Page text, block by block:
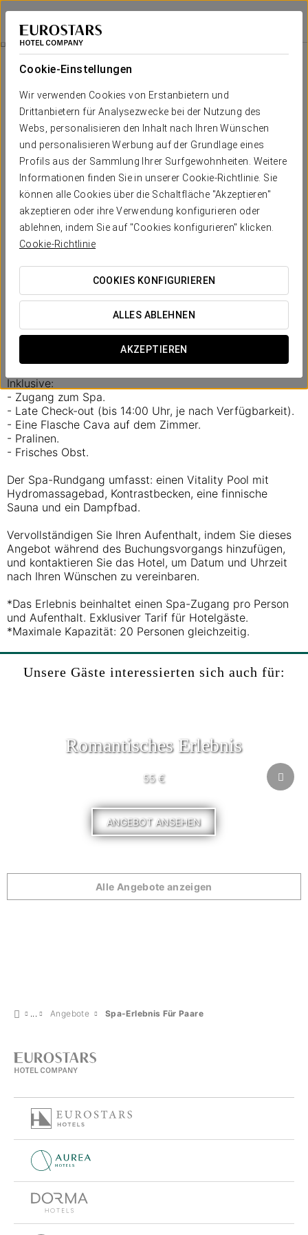
Cookie-Einstellungen
Wir verwenden Cookies von Erstanbietern und
Drittanbietern für Analysezwecke bei der Nutzung des
Webs, personalisieren den Inhalt nach Ihren Wünschen
und personalisieren Werbung auf der Grundlage eines
Profils aus der Sammlung Ihrer Surfgewohnheiten. Weitere
Informationen finden Sie in unserer Cookie-Richtlinie. Sie
können alle Cookies über die Schaltfläche "Akzeptieren"
akzeptieren oder ihre Verwendung konfigurieren oder
ablehnen, indem Sie auf "Cookies konfigurieren" klicken.
Cookie-Richtlinie
COOKIES KONFIGURIEREN
ALLES ABLEHNEN
AKZEPTIEREN
Áurea Ana Palace Hotel
BUDAPEST
Spa-Erlebnis Für Paare
90 €
Spa-Erlebnis für Paare
entspannen möchten.
Keine Routinen, keine Eile – alles ist darauf ausgerichtet,
vom Alltag abzuschalten und wieder
zueinanderzufinden. Die perfekte Gelegenheit,
gemeinsam zu entspannen und den Stress hinter sich zu
Inklusive:
- Zugang zum Spa.
- Late Check-out (bis 14:00 Uhr, je nach Verfügbarkeit).
- Eine Flasche Cava auf dem Zimmer.
- Pralinen.
- Frisches Obst.
Der Spa-Rundgang umfasst: einen Vitality Pool mit
Hydromassagebad, Kontrastbecken, eine finnische
Sauna und ein Dampfbad.
Vervollständigen Sie Ihren Aufenthalt, indem Sie dieses
Angebot während des Buchungsvorgangs hinzufügen,
und kontaktieren Sie das Hotel, um Datum und Uhrzeit
nach Ihren Wünschen zu vereinbaren.
*Das Erlebnis beinhaltet einen Spa-Zugang pro Person
und Aufenthalt. Exklusiver Tarif für Hotelgäste.
*Maximale Kapazität: 20 Personen gleichzeitig.
Unsere Gäste interessierten sich auch für:
Romantisches Erlebnis
55 €
ANGEBOT ANSEHEN
Alle Angebote anzeigen
Angebote Spa-Erlebnis Für Paare